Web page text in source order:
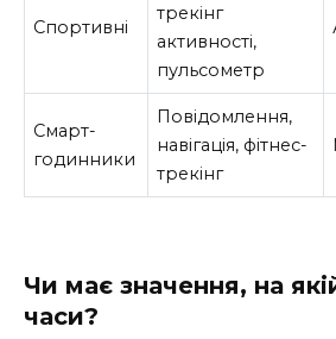
Спортивні
трекінг
активності,
пульсометр
Смарт-
годинники
Повідомлення,
навігація, фітнес-
трекінг
Чи має значення, на
часи?